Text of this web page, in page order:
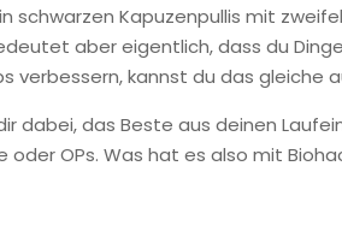
schwarzen Kapuzenpullis mit
aber eigentlich, dass du
verbessern, kannst du das gleiche
dabei, das Beste aus deinen
oder OPs. Was hat es also mit